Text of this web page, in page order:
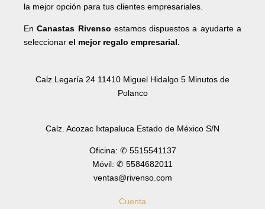
la mejor opción para tus clientes empresariales.
EnCanastas Rivenso estamos dispuestos a ayudarte a
seleccionar el mejor regalo empresarial.
Calz.Legaría 24 11410 Miguel Hidalgo 5 Minutos de
Polanco
Calz. Acozac Ixtapaluca Estado de México S/N
Oficina: ✆ 5515541137
Móvil: ✆ 5584682011
ventas@rivenso.com
Cuenta